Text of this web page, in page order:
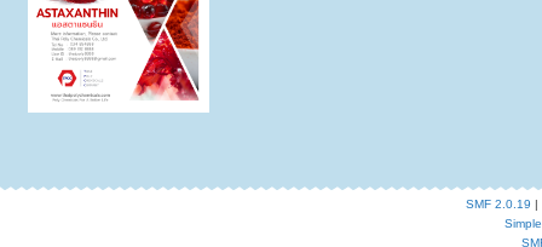
SMF 2.0.19 |